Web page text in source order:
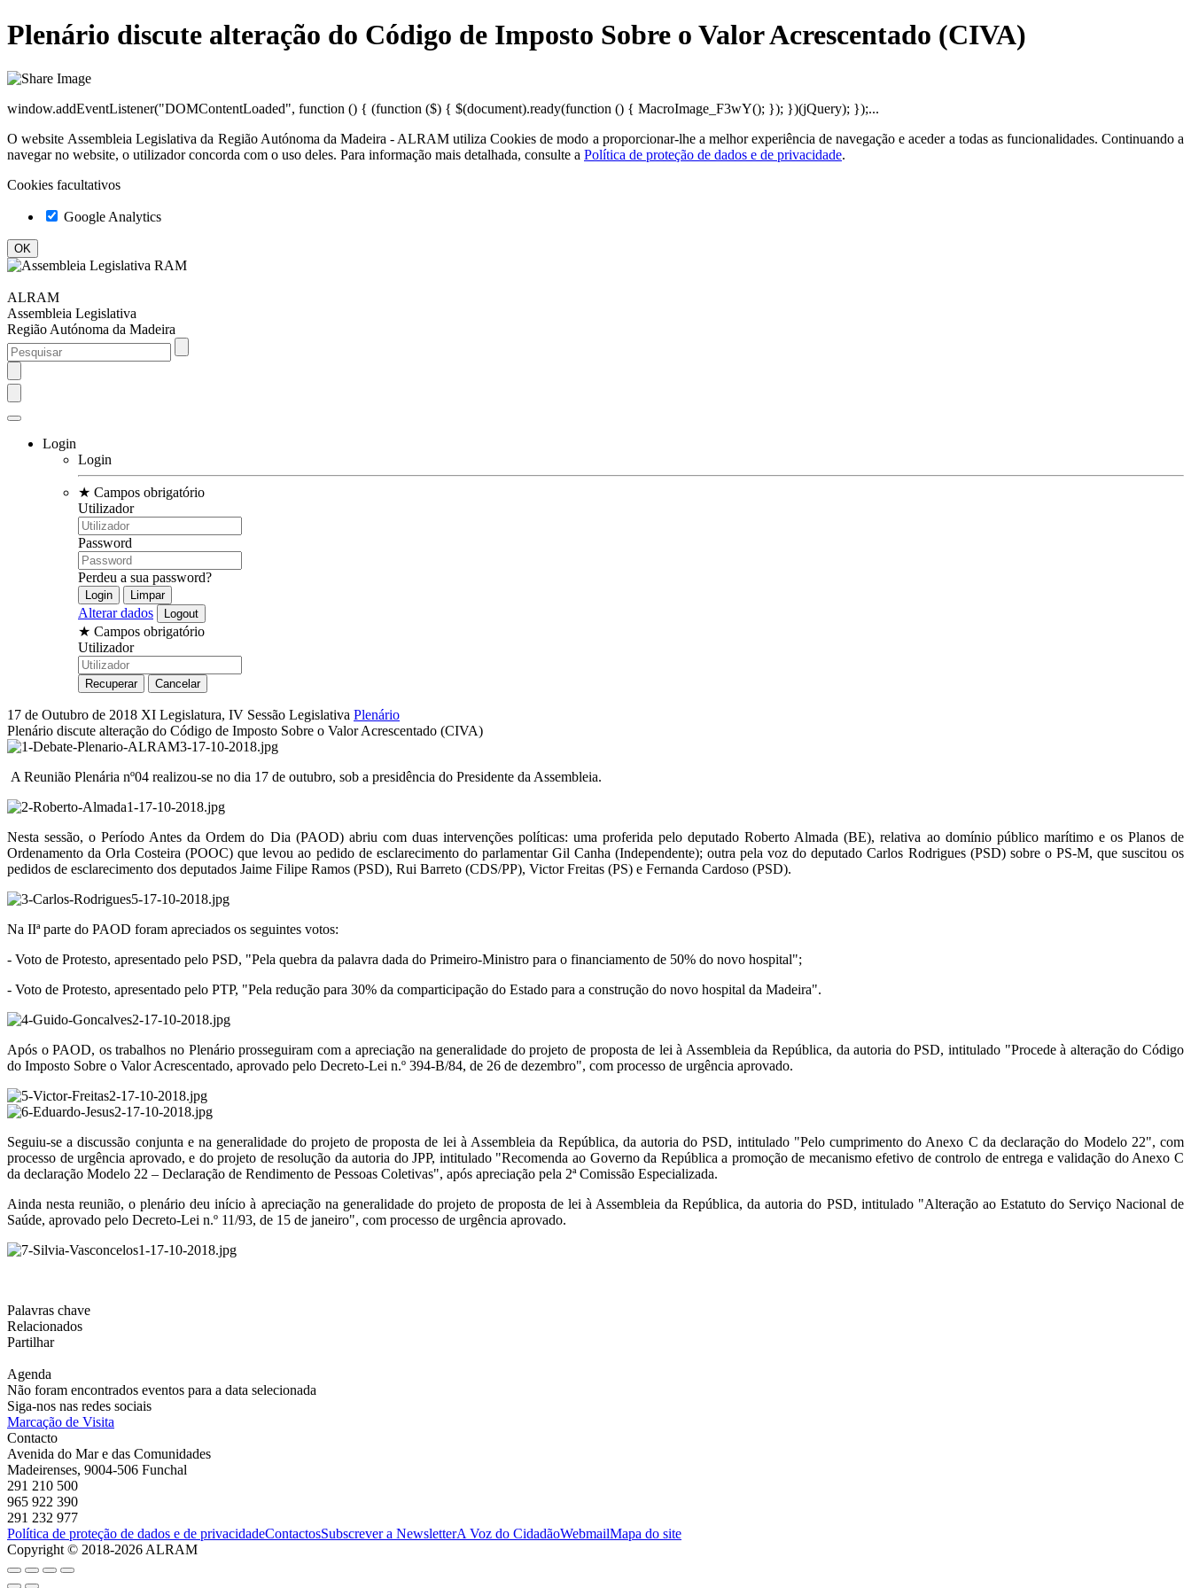
Plenário discute alteração do Código de Imposto Sobre o Valor Acrescentado (CIVA)
window.addEventListener("DOMContentLoaded", function () { (function ($) { $(document).ready(function () { MacroImage_F3wY(); }); })(jQuery); });...
O website Assembleia Legislativa da Região Autónoma da Madeira - ALRAM utiliza Cookies de modo a proporcionar-lhe a melhor experiência de navegação e aceder a todas as funcionalidades. Continuando a
navegar no website, o utilizador concorda com o uso deles. Para informação mais detalhada, consulte a Política de proteção de dados e de privacidade.
Cookies facultativos
Google Analytics
ALRAM
Assembleia Legislativa
Região Autónoma da Madeira
Login
Login
★ Campos obrigatório
Utilizador
Password
Perdeu a sua password?
Alterar dados
★ Campos obrigatório
Utilizador
17 de Outubro de 2018 XI Legislatura, IV Sessão Legislativa Plenário
Plenário discute alteração do Código de Imposto Sobre o Valor Acrescentado (CIVA)
A Reunião Plenária nº04 realizou-se no dia 17 de outubro, sob a presidência do Presidente da Assembleia.
Nesta sessão, o Período Antes da Ordem do Dia (PAOD) abriu com duas intervenções políticas: uma proferida pelo deputado Roberto Almada (BE), relativa ao domínio público marítimo e os Planos de
Ordenamento da Orla Costeira (POOC) que levou ao pedido de esclarecimento do parlamentar Gil Canha (Independente); outra pela voz do deputado Carlos Rodrigues (PSD) sobre o PS-M, que suscitou os
pedidos de esclarecimento dos deputados Jaime Filipe Ramos (PSD), Rui Barreto (CDS/PP), Victor Freitas (PS) e Fernanda Cardoso (PSD).
Na IIª parte do PAOD foram apreciados os seguintes votos:
- Voto de Protesto, apresentado pelo PSD, "Pela quebra da palavra dada do Primeiro-Ministro para o financiamento de 50% do novo hospital";
- Voto de Protesto, apresentado pelo PTP, "Pela redução para 30% da comparticipação do Estado para a construção do novo hospital da Madeira".
Após o PAOD, os trabalhos no Plenário prosseguiram com a apreciação na generalidade do projeto de proposta de lei à Assembleia da República, da autoria do PSD, intitulado "Procede à alteração do Código
do Imposto Sobre o Valor Acrescentado, aprovado pelo Decreto-Lei n.º 394-B/84, de 26 de dezembro", com processo de urgência aprovado.
Seguiu-se a discussão conjunta e na generalidade do projeto de proposta de lei à Assembleia da República, da autoria do PSD, intitulado "Pelo cumprimento do Anexo C da declaração do Modelo 22", com
processo de urgência aprovado, e do projeto de resolução da autoria do JPP, intitulado "Recomenda ao Governo da República a promoção de mecanismo efetivo de controlo de entrega e validação do Anexo C
da declaração Modelo 22 – Declaração de Rendimento de Pessoas Coletivas", após apreciação pela 2ª Comissão Especializada.
Ainda nesta reunião, o plenário deu início à apreciação na generalidade do projeto de proposta de lei à Assembleia da República, da autoria do PSD, intitulado "Alteração ao Estatuto do Serviço Nacional de
Saúde, aprovado pelo Decreto-Lei n.º 11/93, de 15 de janeiro", com processo de urgência aprovado.
Palavras chave
Relacionados
Partilhar
Agenda
Não foram encontrados eventos para a data selecionada
Siga-nos nas redes sociais
Marcação de Visita
Contacto
Avenida do Mar e das Comunidades
Madeirenses, 9004-506 Funchal
291 210 500
965 922 390
291 232 977
Política de proteção de dados e de privacidadeContactosSubscrever a NewsletterA Voz do CidadãoWebmailMapa do site
Copyright © 2018-2026 ALRAM